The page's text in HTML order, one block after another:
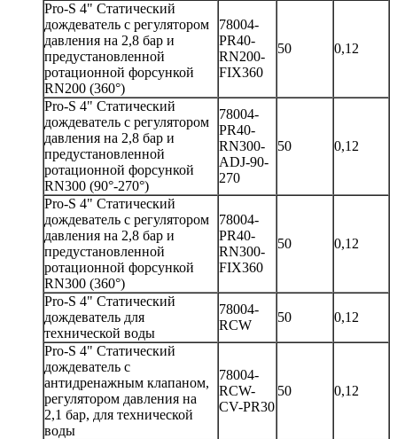
Pro-S 4" Статический
дождеватель с регулятором
давления на 2,8 бар и
предустановленной
ротационной форсункой
RN200 (360°)
78004-
PR40-
RN200-
FIX360
50 0,12
Pro-S 4" Статический
дождеватель с регулятором
давления на 2,8 бар и
предустановленной
ротационной форсункой
RN300 (90°-270°)
78004-
PR40-
RN300-
ADJ-90-
270
50 0,12
Pro-S 4" Статический
дождеватель с регулятором
давления на 2,8 бар и
предустановленной
ротационной форсункой
RN300 (360°)
78004-
PR40-
RN300-
FIX360
50 0,12
Pro-S 4" Статический
дождеватель для
технической воды
78004-
RCW
50 0,12
Pro-S 4" Статический
дождеватель с
антидренажным клапаном,
регулятором давления на
2,1 бар, для технической
воды
78004-
RCW-
CV-PR30
50 0,12